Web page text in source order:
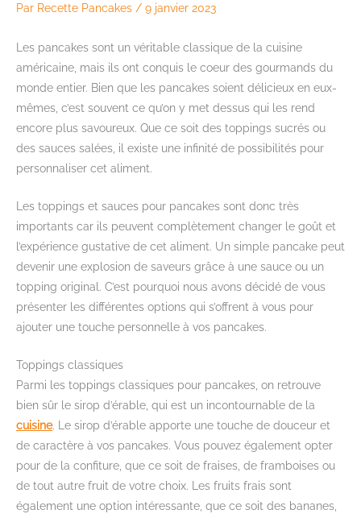
Par Recette Pancakes / 9 janvier 2023
Les pancakes sont un véritable classique de la cuisine
américaine, mais ils ont conquis le coeur des gourmands du
monde entier. Bien que les pancakes soient délicieux en eux-
mêmes, c’est souvent ce qu’on y met dessus qui les rend
encore plus savoureux. Que ce soit des toppings sucrés ou
des sauces salées, il existe une infinité de possibilités pour
personnaliser cet aliment.
Les toppings et sauces pour pancakes sont donc très
importants car ils peuvent complètement changer le goût et
l’expérience gustative de cet aliment. Un simple pancake peut
devenir une explosion de saveurs grâce à une sauce ou un
topping original. C’est pourquoi nous avons décidé de vous
présenter les différentes options qui s’offrent à vous pour
ajouter une touche personnelle à vos pancakes.
Toppings classiques
Parmi les toppings classiques pour pancakes, on retrouve
bien sûr le sirop d’érable, qui est un incontournable de la
cuisine. Le sirop d’érable apporte une touche de douceur et
de caractère à vos pancakes. Vous pouvez également opter
pour de la confiture, que ce soit de fraises, de framboises ou
de tout autre fruit de votre choix. Les fruits frais sont
également une option intéressante, que ce soit des bananes,